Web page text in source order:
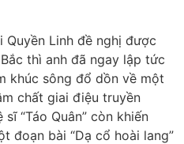
Quyền Linh đề nghị được
thì anh đã ngay lập tức
khúc sông đổ dồn về một
chất giai điệu truyền
“Táo Quân” còn khiến
đoạn bài “Dạ cổ hoài lang”